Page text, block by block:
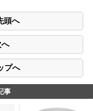
頭へ
へ
プへ
事